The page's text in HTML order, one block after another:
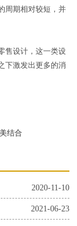
周期相对较短，并
设计，这一类设
下激发出更多的消
结合
2020-11-10
2021-06-23